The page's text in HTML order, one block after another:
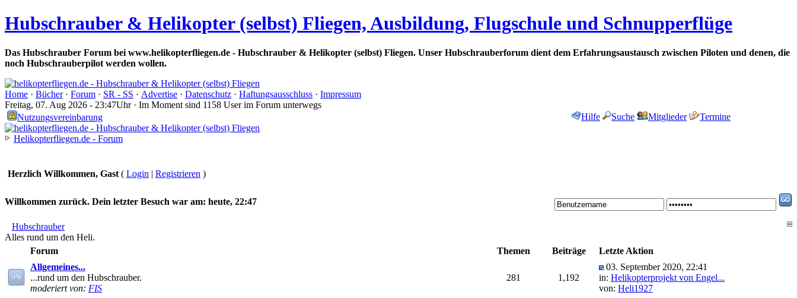
Hubschrauber & Helikopter (selbst) Fliegen, Ausbildung, Flugschule und Schnupperflüge
Das Hubschrauber Forum bei www.helikopterfliegen.de - Hubschrauber & Helikopter (selbst) Fliegen. Unser Hubschrauberforum dient dem Erfahrungsaustausch zwischen Piloten und denen, die
noch Hubschrauberpilot werden wollen.
Home · Bücher· Forum · SR - SS · Advertise · Datenschutz · Haftungsausschluss · Impressum
Freitag, 07. Aug 2026 - 23:47Uhr · Im Moment sind 1158 User im Forum unterwegs
Nutzungsvereinbarung
Hilfe Suche Mitglieder Termine
Helikopterfliegen.de - Forum
Herzlich Willkommen, Gast ( Login | Registrieren )
Willkommen zurück. Dein letzter Besuch war am: heute, 22:47
Hubschrauber
Alles rund um den Heli.
Forum
Themen Beiträge
Letzte Aktion
Allgemeines...
...rund um den Hubschrauber.
moderiert von: FIS
281 1,192
03. September 2020, 22:41
in: Helikopterprojekt von Engel...
von: Heli1927